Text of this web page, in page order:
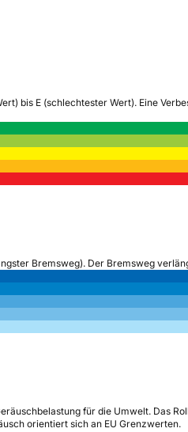
bis E (schlechtester Wert). Eine
Bremsweg). Der Bremsweg
für die Umwelt. Das
orientiert sich an EU Grenzwerten.